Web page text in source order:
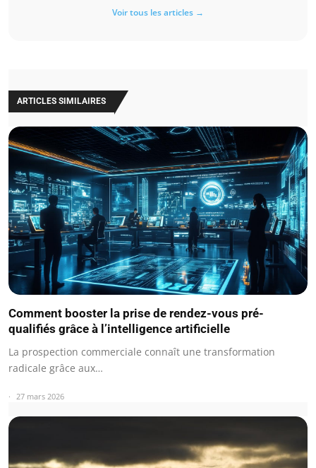
Voir tous les articles →
ARTICLES SIMILAIRES
Comment booster la prise de rendez-vous pré-
qualifiés grâce à l’intelligence artificielle
La prospection commerciale connaît une transformation
radicale grâce aux…
27 mars 2026